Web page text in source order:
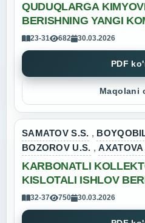
QUDUQLARGA
BERISHNING YANGI
TADQIQ QILISH
23-31 682 30.03.2026
PDF
Maqolani
SAMATOV S.S. ,
BOZOROV U.S. ,
KARBONATLI
KISLOTALI ISHLOV
TERMOBARIK
TEXNOLOGIK
32-37 750 30.03.2026